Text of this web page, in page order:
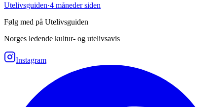
Utelivsguiden·4 måneder siden
Følg med på Utelivsguiden
Norges ledende kultur- og utelivsavis
Instagram